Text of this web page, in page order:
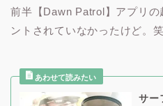
前半【Dawn Patrol】アプリ
ントされていなかったけど。笑
サー